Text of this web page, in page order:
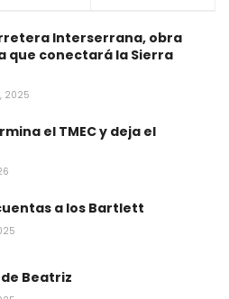
Interserrana, obra
que conectará la Sierra
2025
el TMEC y deja el
a los Bartlett
Beatriz